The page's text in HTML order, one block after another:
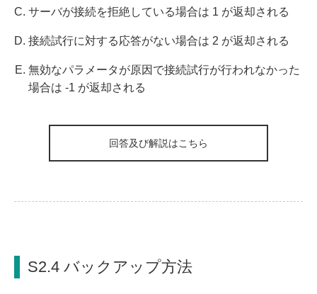
サーバが接続を拒絶している場合は 1 が返却される
接続試行に対する応答がない場合は 2 が返却される
無効なパラメータが原因で接続試行が行われなかった
場合は -1 が返却される
回答及び解説はこちら
S2.4 バックアップ方法